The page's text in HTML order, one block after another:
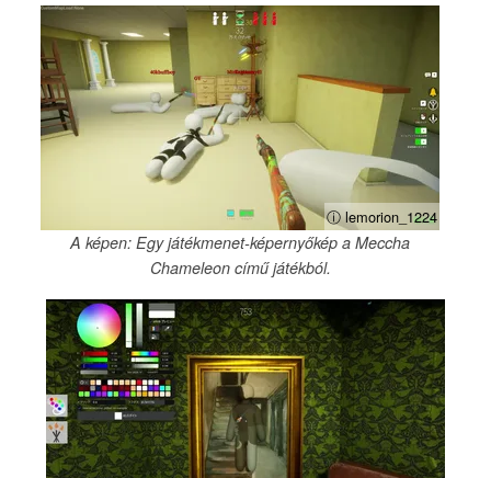
ⓘ lemorion_1224
A képen: Egy játékmenet-képernyőkép a Meccha
Chameleon című játékból.